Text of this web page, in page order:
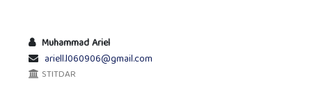
Muhammad Ariel
ariell.l060906@gmail.com
STITDAR